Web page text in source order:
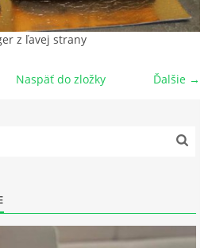
z ľavej strany
Ďalšie →
Naspäť do zložky